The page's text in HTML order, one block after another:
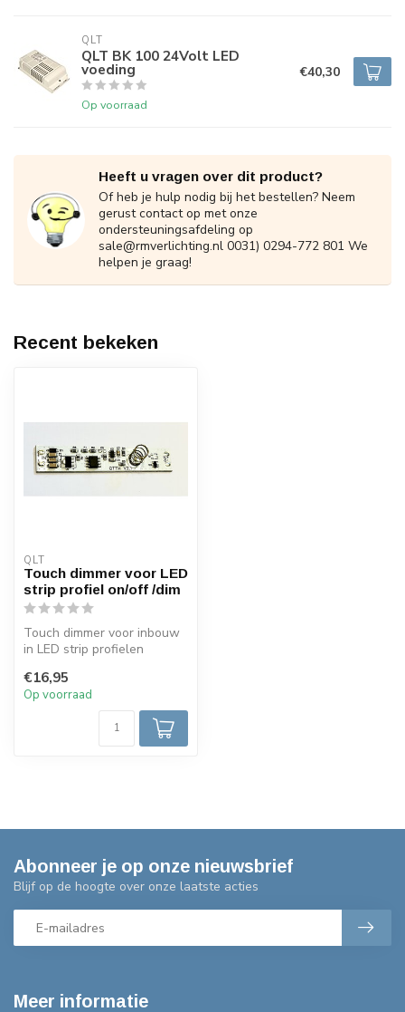
QLT
QLT BK 100 24Volt LED
voeding
Op voorraad
€40,30
Heeft u vragen over dit product?
Of heb je hulp nodig bij het bestellen? Neem
gerust contact op met onze
ondersteuningsafdeling op
sale@rmverlichting.nl 0031) 0294-772 801 We
helpen je graag!
Recent bekeken
QLT
Touch dimmer voor LED
strip profiel on/off /dim
Touch dimmer voor inbouw
in LED strip profielen
lampje 6...
€16,95
Op voorraad
Meer informatie
Abonneer je op onze nieuwsbrief
Blijf op de hoogte over onze laatste acties